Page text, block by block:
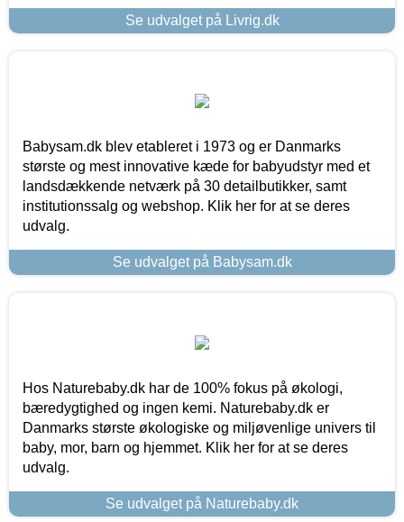
Se udvalget på Livrig.dk
Babysam.dk blev etableret i 1973 og er Danmarks
største og mest innovative kæde for babyudstyr med et
landsdækkende netværk på 30 detailbutikker, samt
institutionssalg og webshop. Klik her for at se deres
udvalg.
Se udvalget på Babysam.dk
Hos Naturebaby.dk har de 100% fokus på økologi,
bæredygtighed og ingen kemi. Naturebaby.dk er
Danmarks største økologiske og miljøvenlige univers til
baby, mor, barn og hjemmet. Klik her for at se deres
udvalg.
Se udvalget på Naturebaby.dk